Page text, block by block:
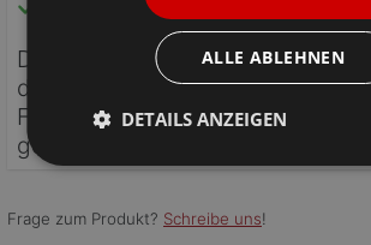
Da sich die Oberfläche des
durch Lichteinflüsse verändert,
Farbvariante "weiß" mit der Zeit
gelblichen Verfärbung der Äste
Frage zum Produkt? Schreibe uns!
ALLE ABLEHNEN
DETAILS ANZEIGEN